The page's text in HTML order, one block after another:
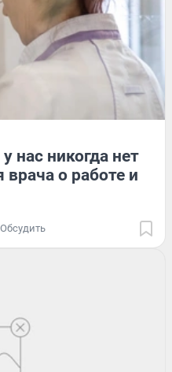
нас никогда нет
о работе и
Обсудить